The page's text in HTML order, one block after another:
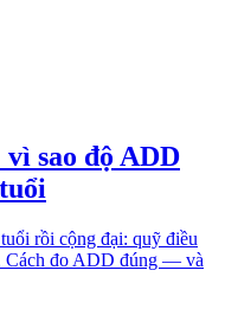
sao độ ADD
rồi cộng đại: quỹ điều
Cách đo ADD đúng — và